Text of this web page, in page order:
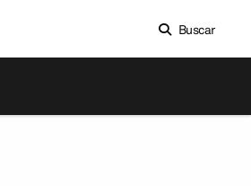
Buscar